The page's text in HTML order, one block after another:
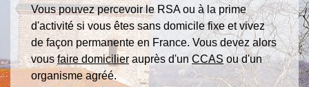
Vous pouvez percevoir le RSA ou à la prime
d'activité si vous êtes sans domicile fixe et vivez
de façon permanente en France. Vous devez alors
vousfaire domicilierauprès d'unCCASou d'un
organisme agréé.